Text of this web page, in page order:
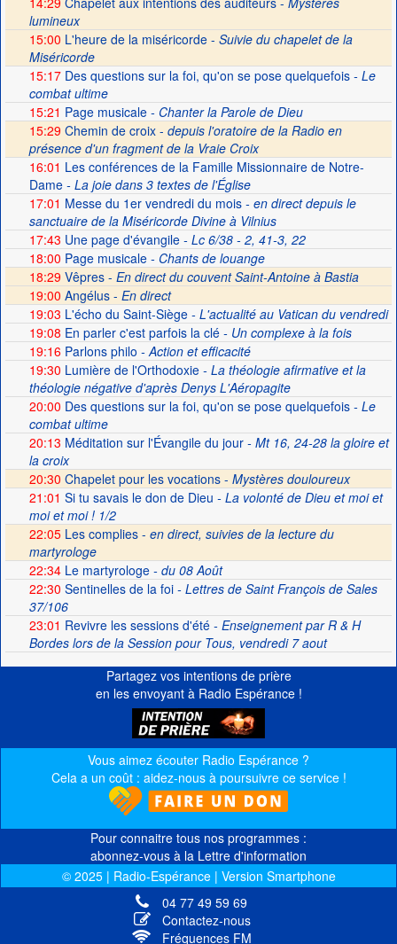
lumineux
15:00 L'heure de la miséricorde - Suivie du chapelet de la
Miséricorde
15:17Des questions sur la foi, qu'on se pose quelquefois- Le
combat ultime
15:21 Page musicale- Chanter la Parole de Dieu
15:29 Chemin de croix - depuis l'oratoire de la Radio en
présence d'un fragment de la Vraie Croix
16:01 Les conférences de la Famille Missionnaire de Notre-
Dame- La joie dans 3 textes de l'Église
17:01 Messe du 1er vendredi du mois- en direct depuis le
sanctuaire de la Miséricorde Divine à Vilnius
17:43 Une page d'évangile- Lc 6/38 - 2, 41-3, 22
18:00 Page musicale- Chants de louange
18:29 Vêpres - En direct du couvent Saint-Antoine à Bastia
19:00 Angélus - En direct
19:03 L'écho du Saint-Siège- L'actualité au Vatican du vendredi
19:08 En parler c'est parfois la clé- Un complexe à la fois
19:16Parlons philo - Action et efficacité
19:30 Lumière de l'Orthodoxie- La théologie afirmative et la
théologie négative d'après Denys L'Aéropagite
20:00 Des questions sur la foi, qu'on se pose quelquefois- Le
combat ultime
20:13 Méditation sur l'Évangile du jour- Mt 16, 24-28 la gloire et
la croix
20:30 Chapelet pour les vocations - Mystères douloureux
21:01 Si tu savais le don de Dieu - La volonté de Dieu et moi et
moi et moi ! 1/2
22:05Les complies - en direct, suivies de la lecture du
martyrologe
22:34Le martyrologe- du 08 Août
22:30 Sentinelles de la foi- Lettres de Saint François de Sales
37/106
23:01 Revivre les sessions d'été- Enseignement par R & H
Bordes lors de la Session pour Tous, vendredi 7 aout
Partagez vos intentions de prière
en les envoyant à Radio Espérance !
Vous aimez écouter Radio Espérance ?
Cela a un coût : aidez-nous à poursuivre ce service !
Pour connaitre tous nos programmes :
abonnez-vous à la Lettre d'information
© 2025 | Radio-Espérance | Version Smartphone
04 77 49 59 69
Contactez-nous
Fréquences FM